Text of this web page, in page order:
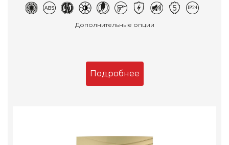
Дополнительные опции
Подробнее